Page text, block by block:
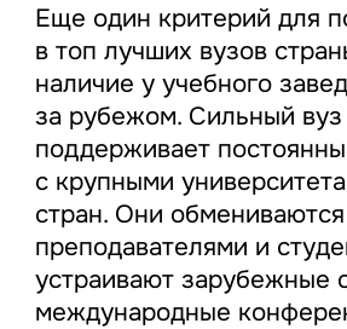
Еще один критерий для
в топ лучших вузов
наличие у учебного
за рубежом. Сильный вуз
поддерживает
с крупными
стран. Они обмениваются
преподавателями и
устраивают зарубежные
международные